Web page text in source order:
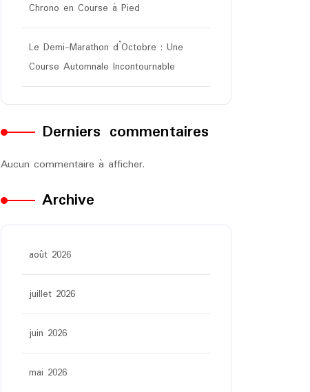
Chrono en Course à Pied
Le Demi-Marathon d’Octobre : Une
Course Automnale Incontournable
Derniers commentaires
Aucun commentaire à afficher.
Archive
août 2026
juillet 2026
juin 2026
mai 2026